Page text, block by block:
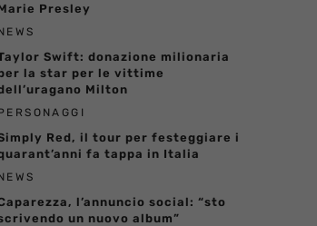
Presley
Swift: donazione milionaria
la star per le vittime
Milton
Red, il tour per festeggiare i
fa tappa in Italia
l’annuncio social: “sto
un nuovo album”